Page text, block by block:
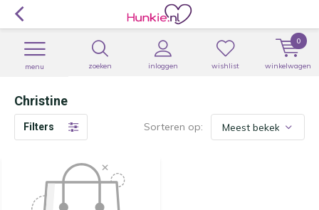
zoeken inloggen
menu wishlist winkelwagen
0
Christine
Filters Sorteren op: